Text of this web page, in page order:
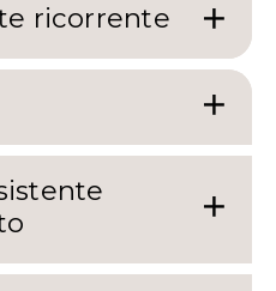
ricorrente